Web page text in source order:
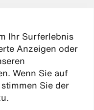
Ihr Surferlebnis
Anzeigen oder
Wenn Sie auf
Sie der